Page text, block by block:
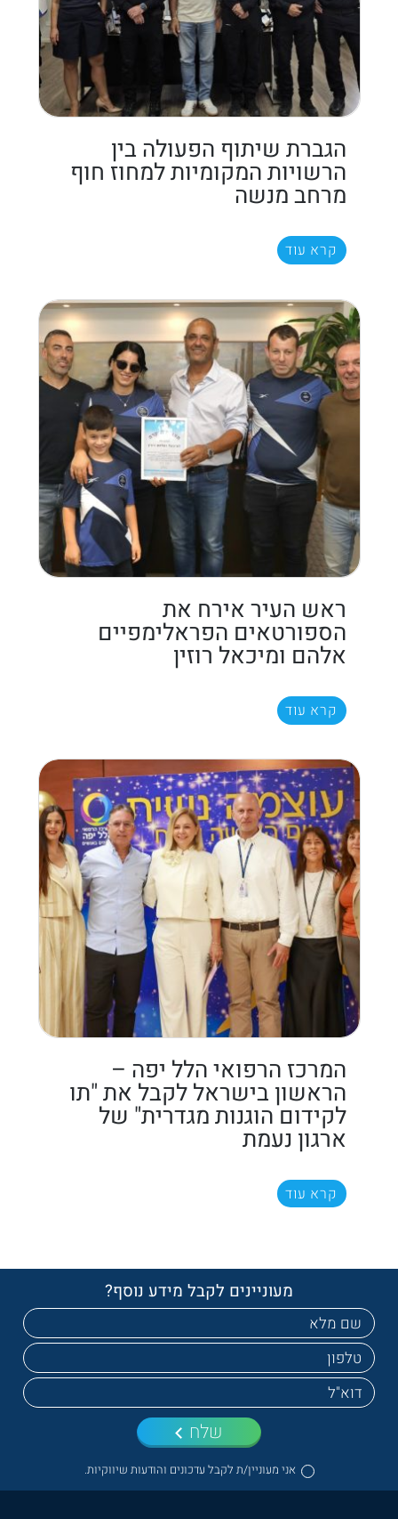
הגברת שיתוף הפעולה בין
הרשויות המקומיות למחוז חוף
מרחב מנשה
קרא עוד
ראש העיר אירח את
הספורטאים הפראלימפיים
אלהם ומיכאל רוזין
קרא עוד
המרכז הרפואי הלל יפה –
הראשון בישראל לקבל את "תו
לקידום הוגנות מגדרית" של
ארגון נעמת
קרא עוד
מעוניינים לקבל מידע נוסף?
אני מעוניין/ת לקבל עדכונים והודעות שיווקיות.
שלח